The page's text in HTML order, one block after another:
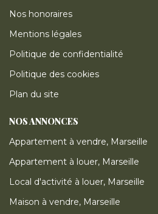
Nos honoraires
Mentions légales
Politique de confidentialité
Politique des cookies
Plan du site
NOS ANNONCES
Appartement à vendre, Marseille
Appartement à louer, Marseille
Local d'activité à louer, Marseille
Maison à vendre, Marseille